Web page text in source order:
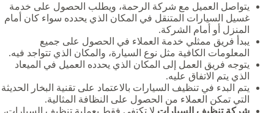
يتواصل العميل مع شركة الرحمة، ويطلب الحصول على خدمة
غسيل السيارات المتنقل في المكان الذي يحدده سواء كان أمام
المنزل أو أمام الشركة.
يبدأ فريق ممثلي خدمة العملاء في الحصول على جميع
المعلومات الكافية مثل نوع السيارة، والمكان الذي تتواجد فيه.
يتوجه فريق العمل إلى المكان الذي يحدده العميل في الميعاد
الذي يتم الاتفاق عليه.
يتم البدء في تنظيف السيارات بالاعتماد على تقنية البخار الحديثة
التي تمكن العملاء من الحصول على النظافة المثالية.
شركة تنظيف السيارات لا تكتفي فقط بعملية تنظيف السيارات،